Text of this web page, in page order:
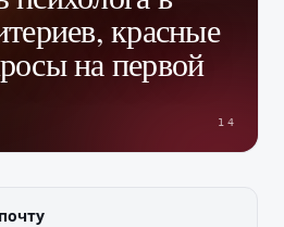
красные
на первой
14